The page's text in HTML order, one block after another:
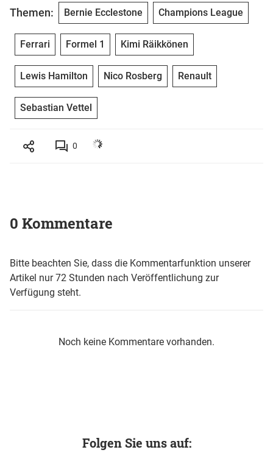
Themen: Bernie Ecclestone Champions League
Ferrari Formel 1 Kimi Räikkönen
Lewis Hamilton Nico Rosberg Renault
Sebastian Vettel
0
0 Kommentare
Bitte beachten Sie, dass die Kommentarfunktion unserer
Artikel nur 72 Stunden nach Veröffentlichung zur
Verfügung steht.
Noch keine Kommentare vorhanden.
Folgen Sie uns auf: